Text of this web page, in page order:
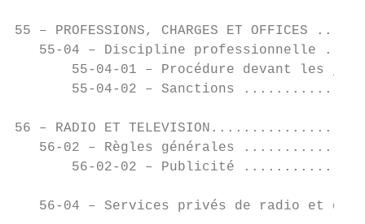
55 – PROFESSIONS, CHARGES
55-04 – Discipline professionnelle
55-04-01 – Procédure devant les
55-04-02 – Sanctions
56 – RADIO ET
56-02 – Règles générales
56-02-02 – Publicité
56-04 – Services privés de radio et de